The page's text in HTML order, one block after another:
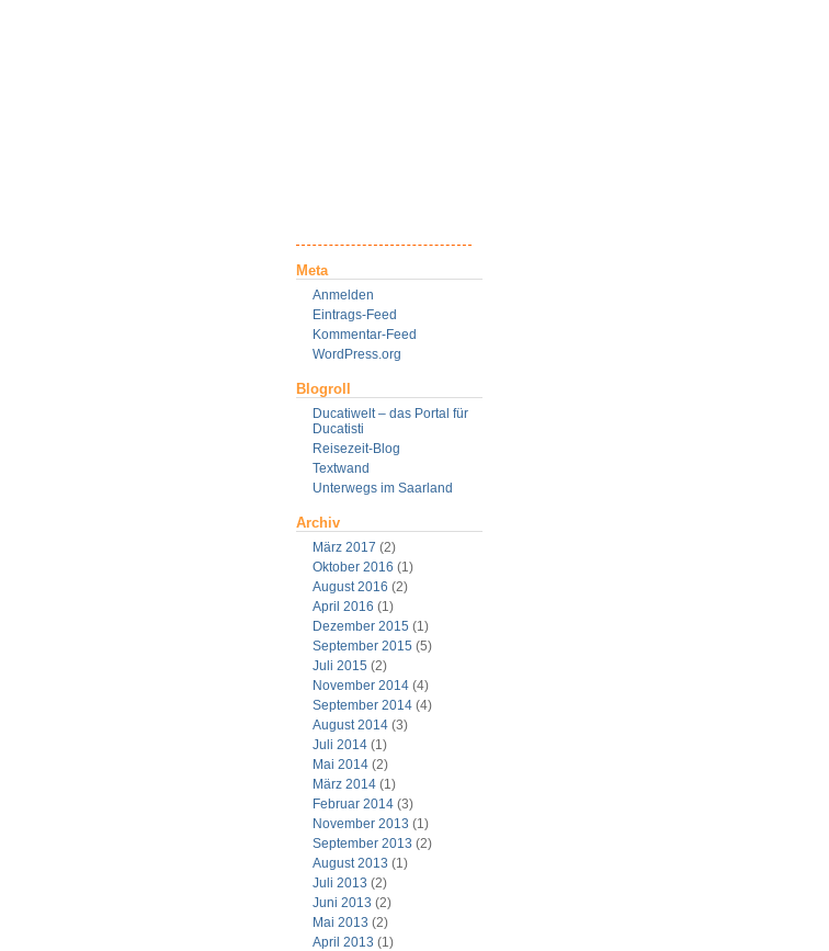
Meta
Anmelden
Eintrags-Feed
Kommentar-Feed
WordPress.org
Blogroll
Ducatiwelt – das Portal für
Ducatisti
Reisezeit-Blog
Textwand
Unterwegs im Saarland
Archiv
März 2017 (2)
Oktober 2016 (1)
August 2016 (2)
April 2016 (1)
Dezember 2015 (1)
September 2015 (5)
Juli 2015 (2)
November 2014(4)
September 2014(4)
August 2014(3)
Juli 2014(1)
Mai 2014(2)
März 2014(1)
Februar 2014(3)
November 2013 (1)
September 2013 (2)
August 2013 (1)
Juli 2013 (2)
Juni 2013 (2)
Mai 2013 (2)
April 2013 (1)